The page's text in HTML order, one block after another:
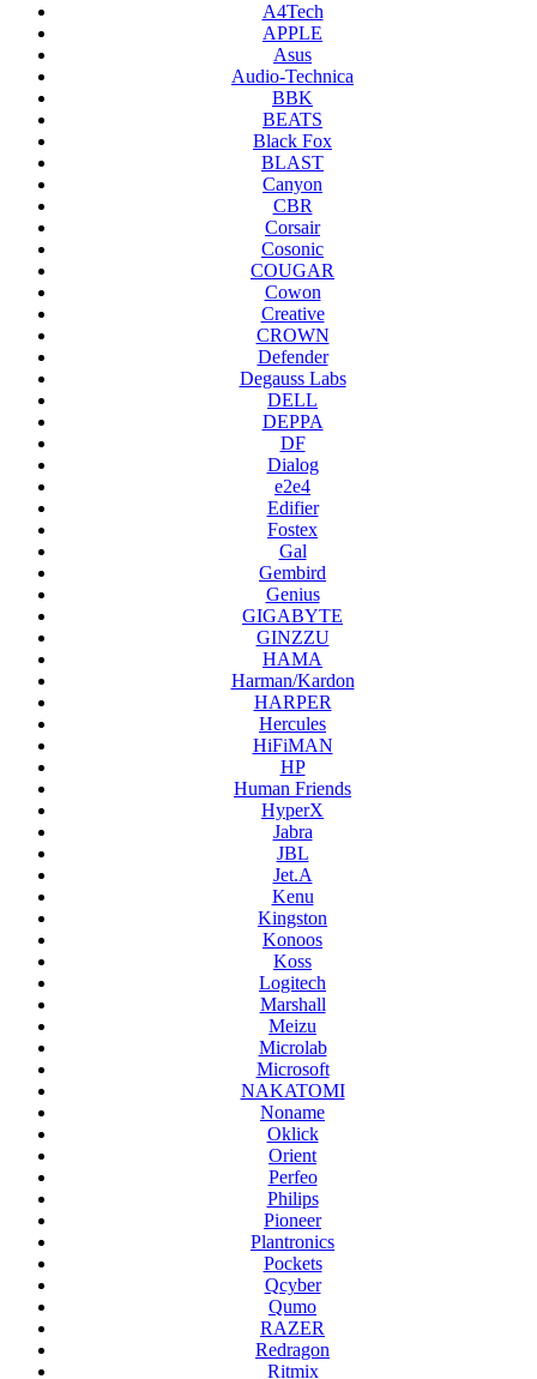
A4Tech
APPLE
Asus
Audio-Technica
BBK
BEATS
Black Fox
BLAST
Canyon
CBR
Corsair
Cosonic
COUGAR
Cowon
Creative
CROWN
Defender
Degauss Labs
DELL
DEPPA
DF
Dialog
e2e4
Edifier
Fostex
Gal
Gembird
Genius
GIGABYTE
GINZZU
HAMA
Harman/Kardon
HARPER
Hercules
HiFiMAN
HP
Human Friends
HyperX
Jabra
JBL
Jet.A
Kenu
Kingston
Konoos
Koss
Logitech
Marshall
Meizu
Microlab
Microsoft
NAKATOMI
Noname
Oklick
Orient
Perfeo
Philips
Pioneer
Plantronics
Pockets
Qcyber
Qumo
RAZER
Redragon
Ritmix